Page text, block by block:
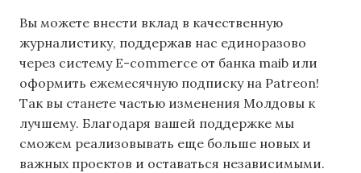
Вы можете внести вклад в качественную
журналистику, поддержав нас единоразово
через систему E-commerce от банка maib или
оформить ежемесячную подписку на Patreon!
Так вы станете частью изменения Молдовы к
лучшему. Благодаря вашей поддержке мы
сможем реализовывать еще больше новых и
важных проектов и оставаться независимыми.